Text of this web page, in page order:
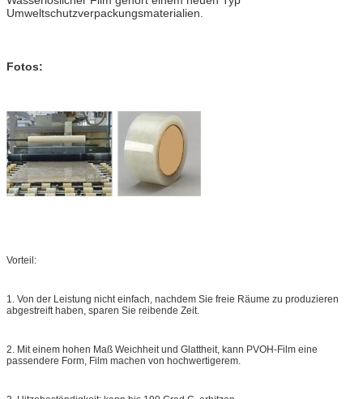
Umweltschutzverpackungsmaterialien.
Fotos:
Vorteil:
1. Von der Leistung nicht einfach, nachdem Sie freie Räume zu produzieren
abgestreift haben, sparen Sie reibende Zeit.
2. Mit einem hohen Maß Weichheit und Glattheit, kann PVOH-Film eine
passendere Form, Film machen von hochwertigerem.